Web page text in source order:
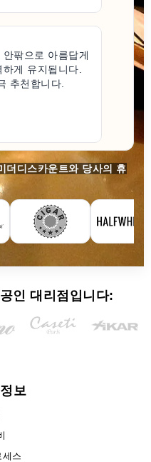
팎으로 아름답게
게 유지됩니다.
추천합니다.
더디스카운트와 당사의 휴
인 대리점입니다:
보
스